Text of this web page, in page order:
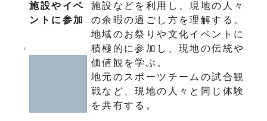
施設やイベ
ントに参加
施設などを利用し、現地の人々
の余暇の過ごし方を理解する。
地域のお祭りや文化イベントに
積極的に参加し、現地の伝統や
価値観を学ぶ。
地元のスポーツチームの試合観
戦など、現地の人々と同じ体験
を共有する。